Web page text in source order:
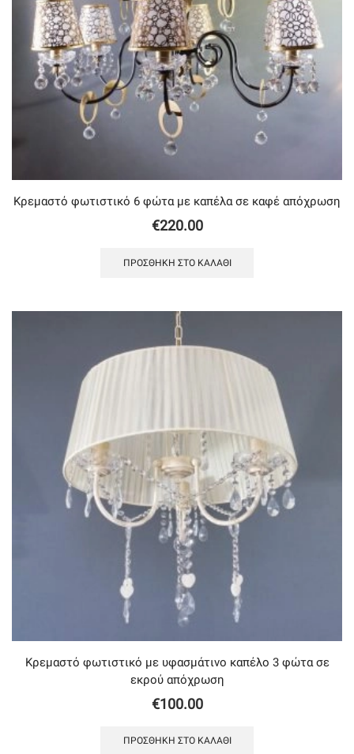
Κρεμαστό φωτιστικό 6 φώτα με καπέλα σε καφέ απόχρωση
€220.00
ΠΡΟΣΘΉΚΗ ΣΤΟ ΚΑΛΆΘΙ
Κρεμαστό φωτιστικό με υφασμάτινο καπέλο 3 φώτα σε
εκρού απόχρωση
€100.00
ΠΡΟΣΘΉΚΗ ΣΤΟ ΚΑΛΆΘΙ